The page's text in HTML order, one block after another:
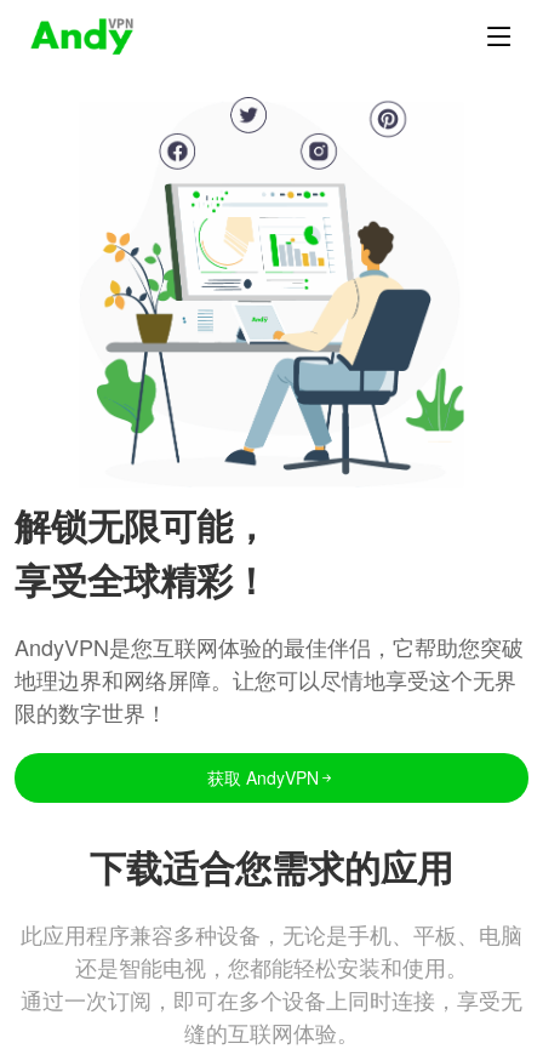
解锁无限可能，
享受全球精彩！
AndyVPN是您互联网体验的最佳伴侣，它帮助您突破
地理边界和网络屏障。让您可以尽情地享受这个无界
限的数字世界！
获取 AndyVPN
下载适合您需求的应用
此应用程序兼容多种设备，无论是手机、平板、电脑
还是智能电视，您都能轻松安装和使用。
通过一次订阅，即可在多个设备上同时连接，享受无
缝的互联网体验。